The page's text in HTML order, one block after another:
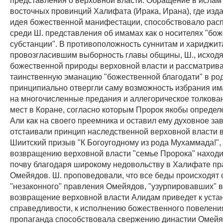
восточных провинций Халифата (Ирака, Ирана), где
идея божественной манифестации, способствовало
среди Ш. представления об имамах как о носителях
субстанции". В противоположность суннитам и
провозгласившим выборность главы общины, Ш.,
божественной природы верховной власти и
таинственную эманацию "божественной благодати" в
принципиально отвергли саму возможность избрания
на многочисленные предания и аллегорическое
мест в Коране, согласно которым Пророк якобы
Али как на своего преемника и оставил ему духовное
отстаивали принцип наследственной верховной власти
Шиитский призыв "К Богоугодному из рода Мухаммада!",
возвращению верховной власти "семье Пророка"
почву благодаря широкому недовольству в Халифате
Омейядов. Ш. проповедовали, что все беды происходят
"незаконного" правления Омейядов, "узурпировавших"
возвращение верховной власти Алидам приведет к
справедливости, к исполнению божественного
пропаганда способствовала свержению династии